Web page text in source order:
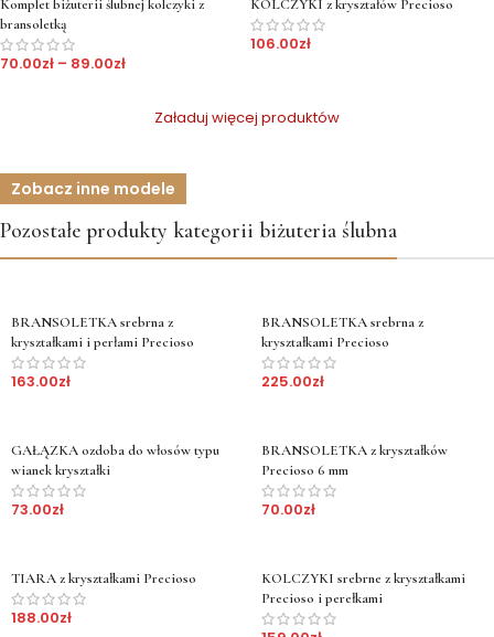
Komplet biżuterii ślubnej kolczyki z
bransoletką
70.00zł – 89.00zł
KOLCZYKI z kryształów Precioso
106.00zł
Załaduj więcej produktów
Zobacz inne modele
Pozostałe produkty kategorii biżuteria ślubna
BRANSOLETKA srebrna z
kryształkami i perłami Precioso
163.00zł
BRANSOLETKA srebrna z
kryształkami Precioso
225.00zł
GAŁĄZKA ozdoba do włosów typu
wianek kryształki
73.00zł
BRANSOLETKA z kryształków
Precioso 6 mm
70.00zł
TIARA z kryształkami Precioso
188.00zł
KOLCZYKI srebrne z kryształkami
Precioso i perełkami